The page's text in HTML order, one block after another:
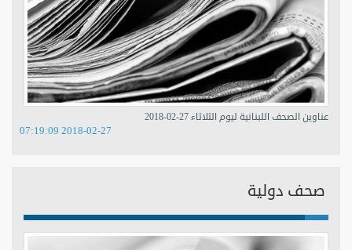
عناوين الصحف اللبنانية ليوم الثلاثاء 27-02-2018
2018-02-27 07:19:09
صحف دولية